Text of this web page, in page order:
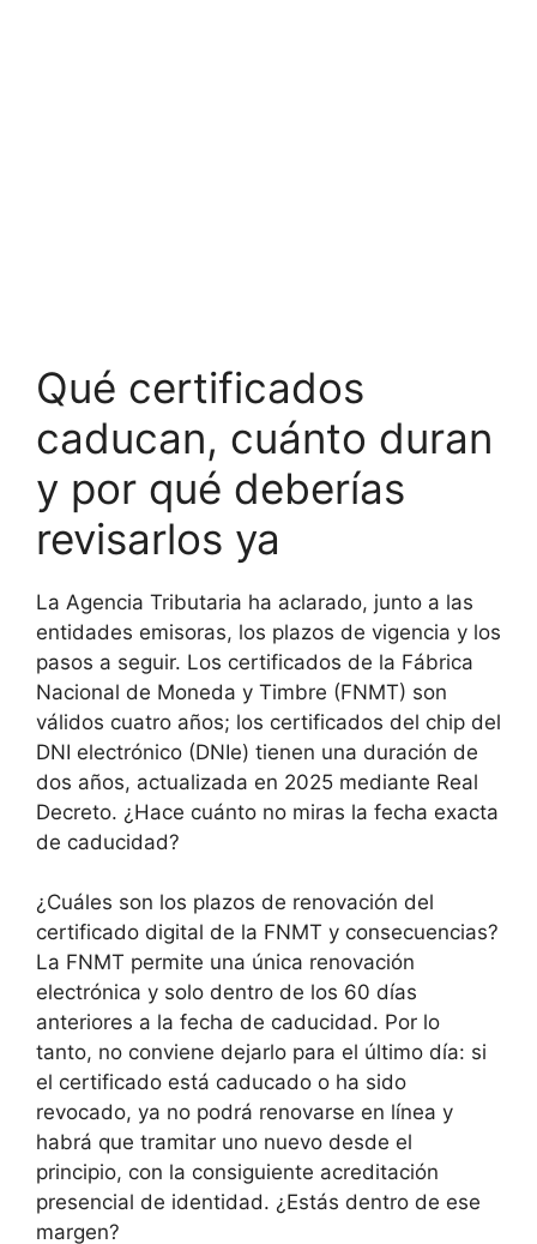
Qué certificados
caducan, cuánto duran
y por qué deberías
revisarlos ya
La Agencia Tributaria ha aclarado, junto a las
entidades emisoras, los plazos de vigencia y los
pasos a seguir. Los certificados de la Fábrica
Nacional de Moneda y Timbre (FNMT) son
válidos cuatro años; los certificados del chip del
DNI electrónico (DNIe) tienen una duración de
dos años, actualizada en 2025 mediante Real
Decreto. ¿Hace cuánto no miras la fecha exacta
de caducidad?
¿Cuáles son los plazos de renovación del
certificado digital de la FNMT y consecuencias?
La FNMT permite una única renovación
electrónica y solo dentro de los 60 días
anteriores a la fecha de caducidad. Por lo
tanto, no conviene dejarlo para el último día: si
el certificado está caducado o ha sido
revocado, ya no podrá renovarse en línea y
habrá que tramitar uno nuevo desde el
principio, con la consiguiente acreditación
presencial de identidad. ¿Estás dentro de ese
margen?